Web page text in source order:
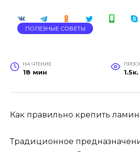
ПОЛЕЗНЫЕ СОВЕТЫ
НА ЧТЕНИЕ
18 мин 1.5к.
Как правильно крепить
Традиционное